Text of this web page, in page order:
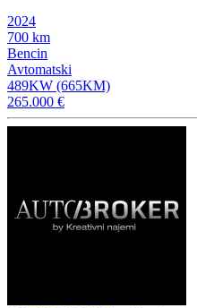
2024
700 km
Bencin
Avtomatski
489KW (665KM)
265.000 €